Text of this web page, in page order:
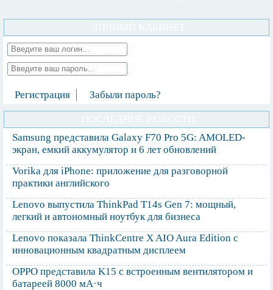
Регистрация Забыли пароль?
Samsung представила Galaxy F70 Pro 5G: AMOLED-
экран, емкий аккумулятор и 6 лет обновлений
Vorika для iPhone: приложение для разговорной
практики английского
Lenovo выпустила ThinkPad T14s Gen 7: мощный,
легкий и автономный ноутбук для бизнеса
Lenovo показала ThinkCentre X AIO Aura Edition с
инновационным квадратным дисплеем
OPPO представила K15 с встроенным вентилятором и
батареей 8000 мА·ч